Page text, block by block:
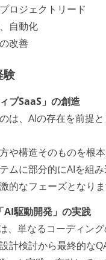
ロジェクトリード
自動化
改善
験
ブSaaS」の創造
は、AIの存在を前提
や構造そのものを根
ムに部分的にAIを組
的なフェーズとなりま
AI駆動開発」の実践
単なるコーディン
計検討から最終的な